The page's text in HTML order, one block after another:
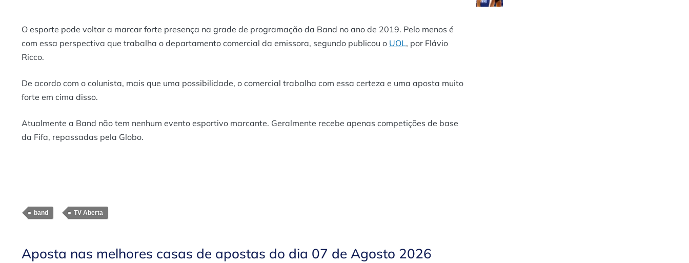
O esporte pode voltar a marcar forte presença na grade de programação da Band no ano de 2019. Pelo menos é
com essa perspectiva que trabalha o departamento comercial da emissora, segundo publicou o UOL, por Flávio
Ricco.
De acordo com o colunista, mais que uma possibilidade, o comercial trabalha com essa certeza e uma aposta muito
forte em cima disso.
Atualmente a Band não tem nenhum evento esportivo marcante. Geralmente recebe apenas competições de base
da Fifa, repassadas pela Globo.
band TV Aberta
Aposta nas melhores casas de apostas do dia 07 de Agosto 2026